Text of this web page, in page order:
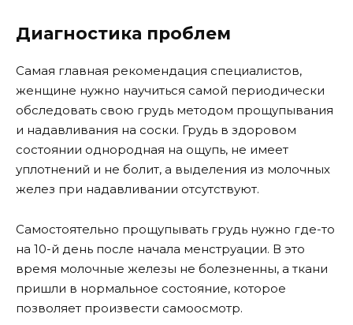
Диагностика проблем
Самая главная рекомендация специалистов,
женщине нужно научиться самой периодически
обследовать свою грудь методом прощупывания
и надавливания на соски. Грудь в здоровом
состоянии однородная на ощупь, не имеет
уплотнений и не болит, а выделения из молочных
желез при надавливании отсутствуют.
Самостоятельно прощупывать грудь нужно где-то
на 10-й день после начала менструации. В это
время молочные железы не болезненны, а ткани
пришли в нормальное состояние, которое
позволяет произвести самоосмотр.